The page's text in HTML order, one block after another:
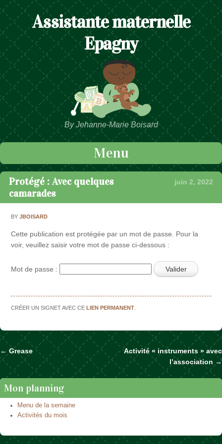
Assistante maternelle
Epagny
By Jehanne-Marie Boisard
Menu
Passer au contenu
Protégé : Avec quelques
camarades
juin 2, 2022
BYJBOISARD
Cette publication est protégée par un mot de passe. Pour la
voir, veuillez saisir votre mot de passe ci-dessous :
Mot de passe :
CRÉER UN SIGNET AVEC CELIEN PERMANENT
Naviguer dans les articles
← Grease
Activité « instruments » avec
l’association →
Mon planning
Menu de la semaine
Activités du mois